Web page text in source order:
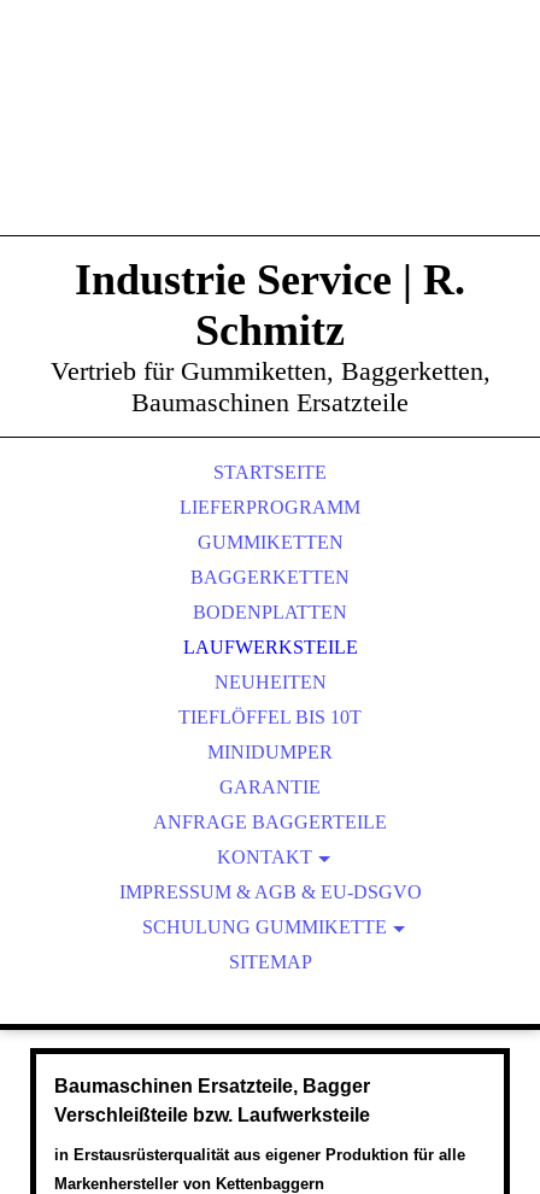
Industrie Service | R.
Schmitz
Vertrieb für Gummiketten, Baggerketten,
Baumaschinen Ersatzteile
STARTSEITE
LIEFERPROGRAMM
GUMMIKETTEN
BAGGERKETTEN
BODENPLATTEN
LAUFWERKSTEILE
NEUHEITEN
TIEFLÖFFEL BIS 10T
MINIDUMPER
GARANTIE
ANFRAGE BAGGERTEILE
KONTAKT
IHR WEG ZU UNS
ÜBER UNS
IMPRESSUM & AGB & EU-DSGVO
SCHULUNG GUMMIKETTE
KETTENSPEZIFIKATION
GUMMIKETTENSERVICE
PRESSE
SITEMAP
Baumaschinen Ersatzteile, Bagger
Verschleißteile bzw. Laufwerksteile
in Erstausrüsterqualität aus eigener Produktion für alle
Markenhersteller von Kettenbaggern